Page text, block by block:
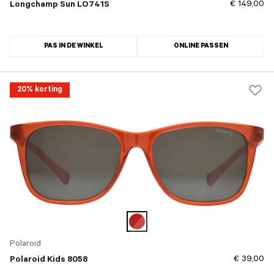
Longchamp Sun LO741S € 149,00
PAS IN DE WINKEL ONLINE PASSEN
20% korting
Polaroid
Polaroid Kids 8058
€ 39,00